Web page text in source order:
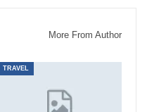
More From Author
TRAVEL